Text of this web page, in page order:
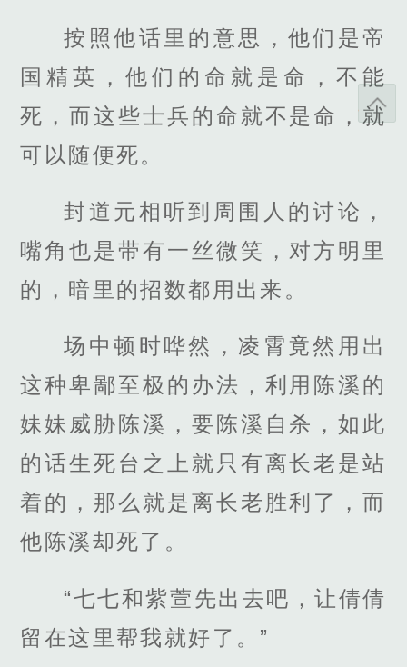
按照他话里的意思，他们是帝
国精英，他们的命就是命，不能
死，而这些士兵的命就不是命，就
可以随便死。
封道元相听到周围人的讨论，
嘴角也是带有一丝微笑，对方明里
的，暗里的招数都用出来。
场中顿时哗然，凌霄竟然用出
这种卑鄙至极的办法，利用陈溪的
妹妹威胁陈溪，要陈溪自杀，如此
的话生死台之上就只有离长老是站
着的，那么就是离长老胜利了，而
他陈溪却死了。
“七七和紫萱先出去吧，让倩倩
留在这里帮我就好了。”